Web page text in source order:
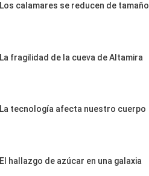
Los calamares se reducen de tamaño
La fragilidad de la cueva de Altamira
La tecnología afecta nuestro cuerpo
El hallazgo de azúcar en una galaxia